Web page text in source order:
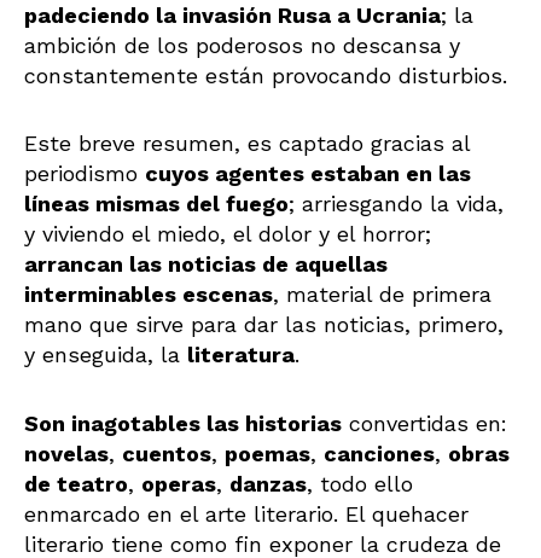
padeciendo la invasión Rusa a Ucrania; la
ambición de los poderosos no descansa y
constantemente están provocando disturbios.
Este breve resumen, es captado gracias al
periodismo cuyos agentes estaban en las
líneas mismas del fuego; arriesgando la vida,
y viviendo el miedo, el dolor y el horror;
arrancan las noticias de aquellas
interminables escenas, material de primera
mano que sirve para dar las noticias, primero,
y enseguida, la literatura.
Son inagotables las historias convertidas en:
novelas, cuentos, poemas, canciones, obras
de teatro, operas, danzas, todo ello
enmarcado en el arte literario. El quehacer
literario tiene como fin exponer la crudeza de